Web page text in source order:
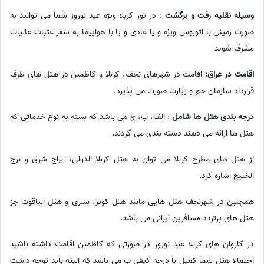
وسیله نقلیه رفت و برگشت: در تور کربلا ویژه عید نوروز شما می توانید به
صورت زمینی با اتوبوس ویژه و یا عادی و یا با هواپیما به سفر عتبات عالیات
مشرف شوید
اقامت در عراق: اقامت در شهرهای نجف، کربلا و کاظمین در هتل های طرف
قرارداد سازمان حج و زیارت صورت می پذیرد.
درجه بندی هتل ها شامل: الف، ب، ج می باشد که بسته به نوع خدماتی که
هتل ها ارائه می دهند دسته بندی می گردند.
از هتل های مطرح کربلا می توان به هتل کربلا الدولی، ابراج شرق و برج
الخلیج اشاره کرد.
همچنین در شهرنجف هتل هایی مانند هتل کوثر، بشری و هتل الیاقوت جز
هتل های پرتردد مسافرین ایرانی می باشد.
در کاروان های کربلا عید نوروز در صورتی که کاظمین اقامت داشته باشید
احتمالا هتل شما کمیل با درجه کیفی ب می باشد که البته باید توجه داشت